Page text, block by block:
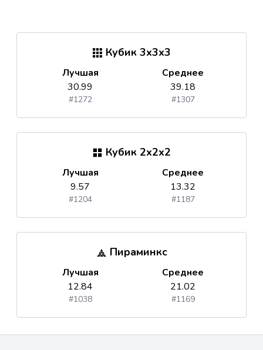
Кубик 3x3x3
Лучшая
30.99
#1272
Среднее
39.18
#1307
Кубик 2x2x2
Лучшая
9.57
#1204
Среднее
13.32
#1187
Пираминкс
Лучшая
12.84
#1038
Среднее
21.02
#1169